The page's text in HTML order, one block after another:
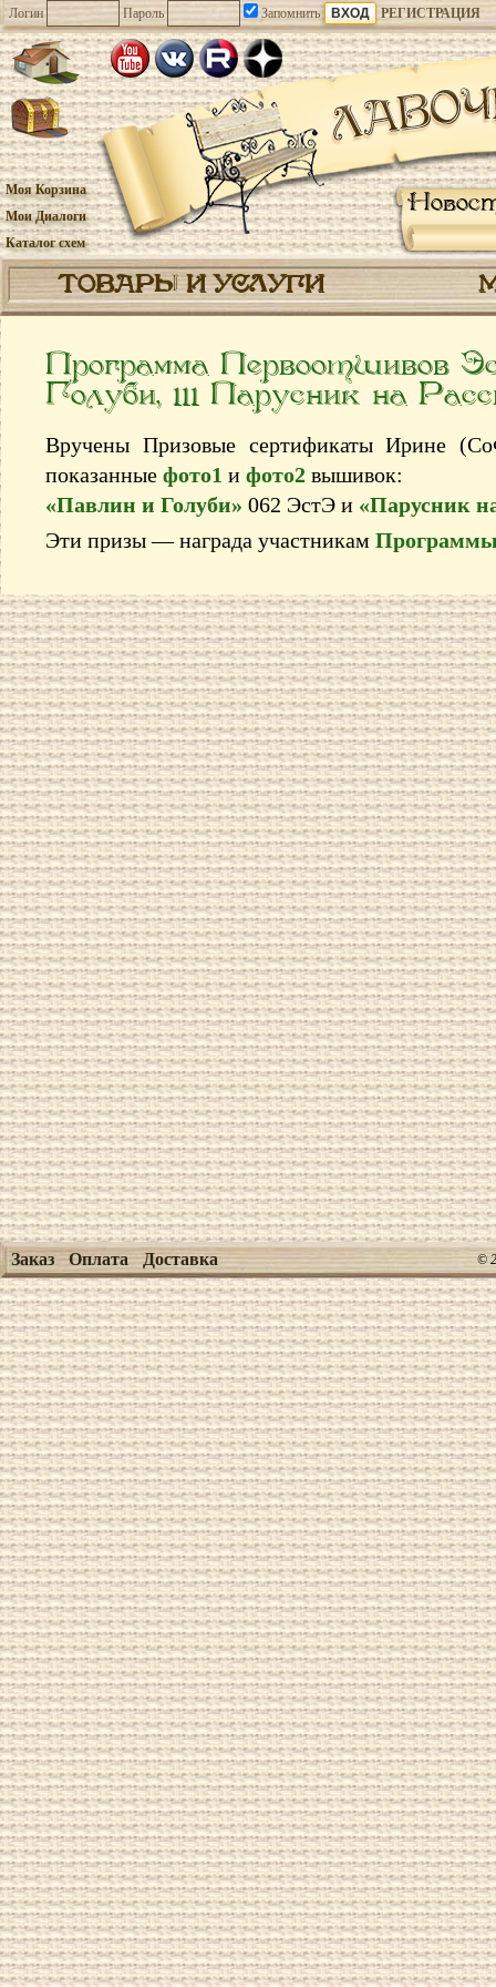
Логин Пароль Запомнить РЕГИСТРАЦИЯ
Моя Корзина
Мои Диалоги
Каталог схем
ТОВАРЫ И УСЛУГИ
Программа Первоотшивов
Голуби, 111 Парусник на
Вручены Призовые сертификаты Ирине
показанные фото1 и фото2 вышивок:
«Павлин и Голуби» 062 ЭстЭ и «Парусник
Эти призы — награда участникам
Заказ Оплата Доставка ©